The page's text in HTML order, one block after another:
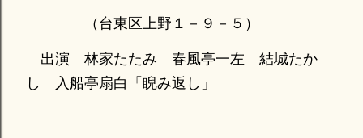
（台東区上野１－９－５）
出演 林家たたみ 春風亭一左 結城たか
し 入船亭扇白「睨み返し」